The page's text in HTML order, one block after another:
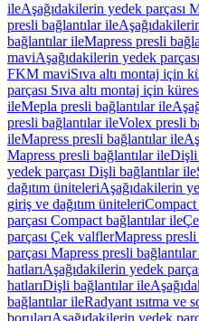
ileAşağıdakilerin yedek parçası
presli bağlantılar ile
bağlantılar ileMapress presli
maviAşağıdakilerin yedek
FKM maviSıva altı montaj için
parçası Sıva altı montaj için
ileMepla presli bağlantılar ile
presli bağlantılar ileVolex presli
ileMapress presli bağlantılar ile
Mapress presli bağlantılar ileDişli
yedek parçası Dişli bağlantılar ile
dağıtım üniteleriAşağıdakilerin
giriş ve dağıtım üniteleriCompact
parçası Compact bağlantılar ile
parçası Çek valflerMapress
parçası Mapress presli
hatlarıAşağıdakilerin yedek
hatlarıDişli bağlantılar ile
bağlantılar ileRadyant ısıtma ve
borularıAşağıdakilerin yedek